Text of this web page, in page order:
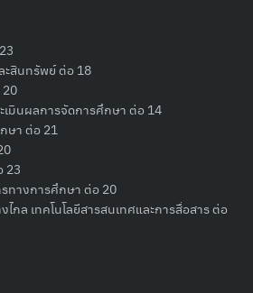
ะสินทรัพย์ ต่อ 18
เมินผลการจัดการศึกษา ต่อ 14
ษา ต่อ 21
23
ทางการศึกษา ต่อ 20
กล เทคโนโลยีสารสนเทศและการสื่อสาร ต่อ